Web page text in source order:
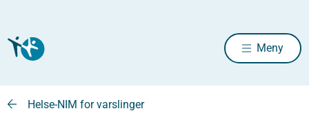
Meny
Helse-NIM for varslinger